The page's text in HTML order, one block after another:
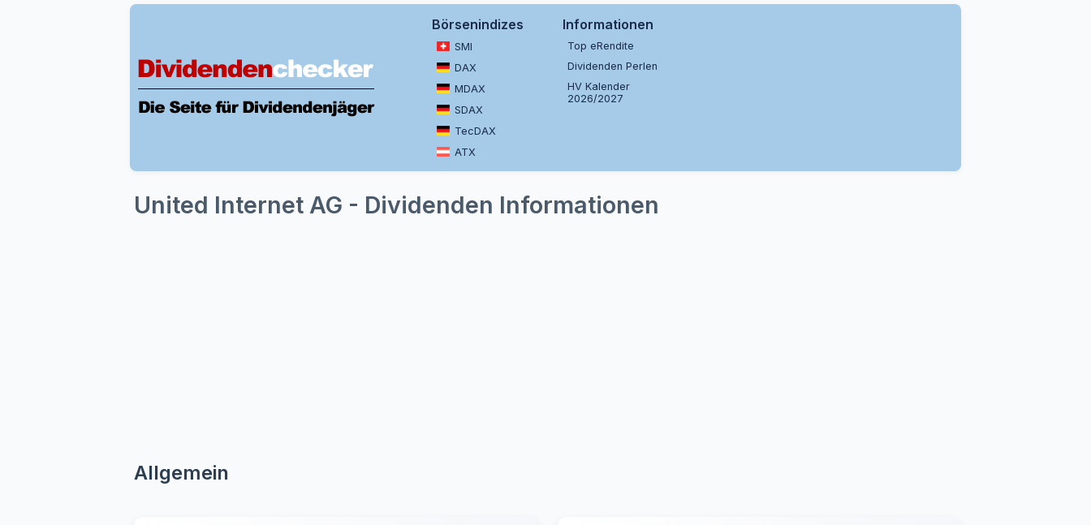
Börsenindizes
SMI
DAX
MDAX
SDAX
TecDAX
ATX
Informationen
Top eRendite
Dividenden Perlen
HV Kalender
2026/2027
United Internet AG - Dividenden Informationen
Allgemein